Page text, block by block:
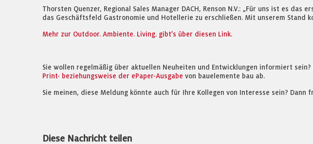
Thorsten Quenzer, Regional Sales Manager DACH, Renson N.V.: „Für uns ist es
das Geschäftsfeld Gastronomie und Hotellerie zu erschließen. Mit unserem Stand
Mehr zur Outdoor. Ambiente. Living. gibt’s über diesen Link.
Sie wollen regelmäßig über aktuellen Neuheiten und Entwicklungen informiert sein?
Print- beziehungsweise der ePaper-Ausgabe von bauelemente bau ab.
Sie meinen, diese Meldung könnte auch für Ihre Kollegen von Interesse sein?
Diese Nachricht teilen